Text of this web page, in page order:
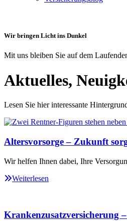
Wir bringen Licht ins Dunkel
Mit uns bleiben Sie auf dem
Aktuelles,
Lesen Sie hier interessante
Altersvorsorge – Zukunft
Wir helfen Ihnen dabei, Ihre
Weiterlesen
Krankenzusatzversicherung